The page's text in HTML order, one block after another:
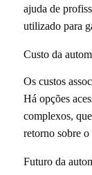
ajuda de
utilizado para
Custo da
Os custos
Há opções
complexos,
retorno sobre
Futuro da